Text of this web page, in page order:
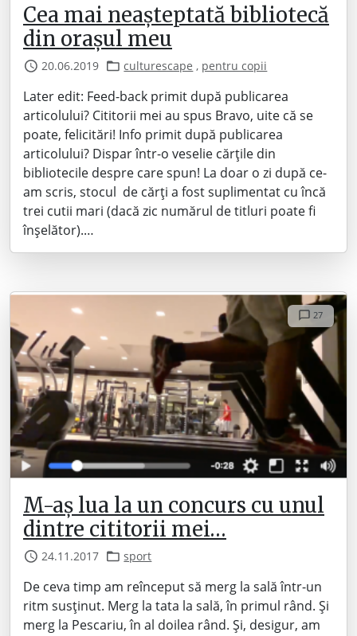
Cea mai neașteptată bibliotecă
din orașul meu
20.06.2019 culturescape , pentru copii
Later edit: Feed-back primit după publicarea
articolului? Cititorii mei au spus Bravo, uite că se
poate, felicitări! Info primit după publicarea
articolului? Dispar într-o veselie cărțile din
bibliotecile despre care spun! La doar o zi după ce-
am scris, stocul de cărți a fost suplimentat cu încă
trei cutii mari (dacă zic numărul de titluri poate fi
înșelător).…
27
M-aș lua la un concurs cu unul
dintre cititorii mei…
24.11.2017 sport
De ceva timp am reînceput să merg la sală într-un
ritm susținut. Merg la tata la sală, în primul rând. Și
merg la Pescariu, în al doilea rând. Și, desigur, am